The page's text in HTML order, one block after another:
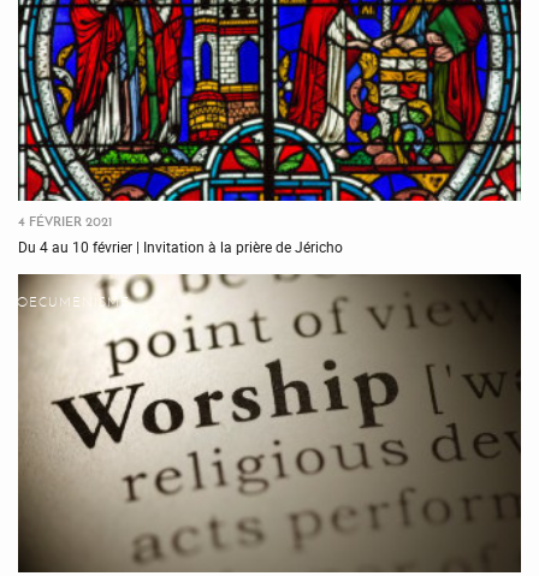
4 FÉVRIER 2021
Du 4 au 10 février | Invitation à la prière de Jéricho
OECUMÉNISME